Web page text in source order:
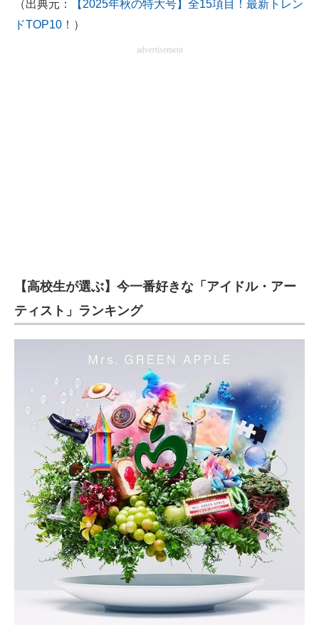
（出典元：
【2025年秋の特大号】全15項目！最新トレン
ドTOP10！ ）
advertisement
【高校生が選ぶ】今一番好きな「アイドル・アー
ティスト」ランキング